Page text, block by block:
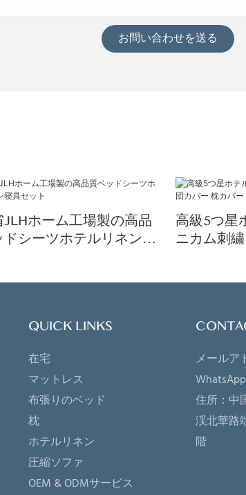
お問い合わせを送る
JLHホーム工場製の高品
ドシーツホテルリネン寝
高級5つ星
ニカム刺
QUICK LINKS
在宅
マットレス
布張りのベッド
枕
ホテルリネン
圧縮ソファ
OEM & ODMサービス
メールア
住所： 中
渓北華路
階